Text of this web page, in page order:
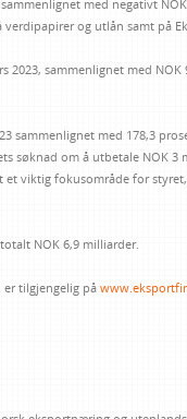
med negativt
og utlån samt på
sammenlignet med
sammenlignet med 178,3
søknad om å utbetale NOK
viktig fokusområde for
NOK 6,9 milliarder.
er tilgjengelig på